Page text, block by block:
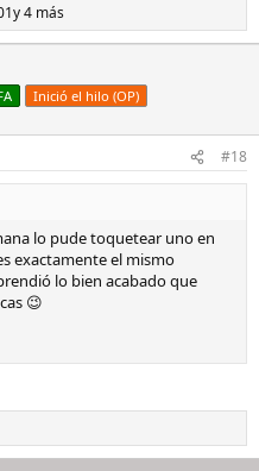
y 4 más
Inició el hilo (OP)
#18
lo pude toquetear uno en
exactamente el mismo
lo bien acabado que
😉